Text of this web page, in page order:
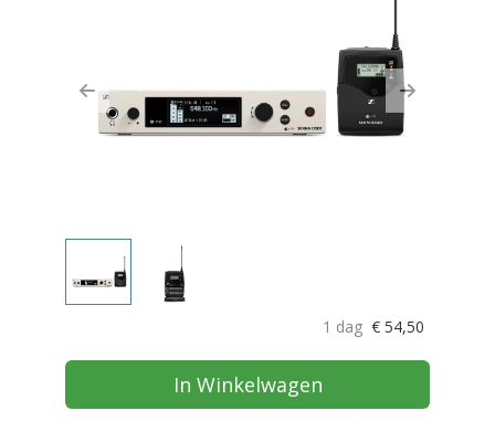
Previous Next
1 dag € 54,50
In Winkelwagen